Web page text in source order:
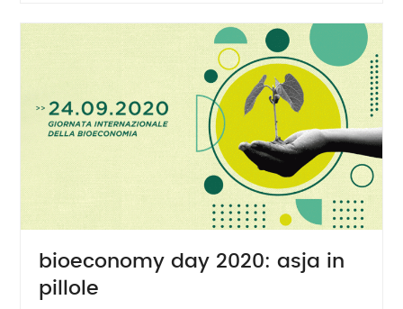
bioeconomy day 2020: asja in
pillole